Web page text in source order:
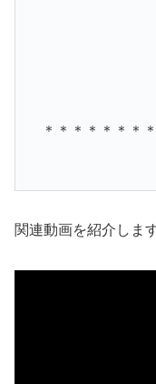
＊＊＊＊＊＊＊
関連動画を紹介します